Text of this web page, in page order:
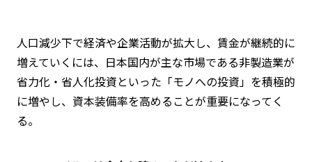
人口減少下で経済や企業活動が拡大し、賃金が継続的に
増えていくには、日本国内が主な市場である非製造業が
省力化・省人化投資といった「モノへの投資」を積極的
に増やし、資本装備率を高めることが重要になってく
る。